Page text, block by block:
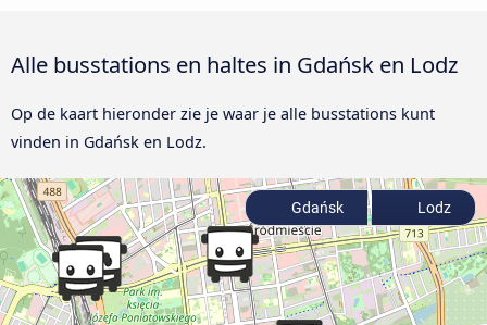
Alle busstations en haltes in Gdańsk en Lodz
Op de kaart hieronder zie je waar je alle busstations kunt
vinden in Gdańsk en Lodz.
Gdańsk Lodz